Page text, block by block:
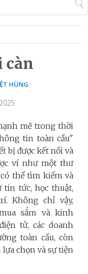
càn
HÙNG
mẽ trong thời
tin toàn cầu"
bị được kết nối và
ví như một thư
thể tìm kiếm và
tức, học thuật,
Không chỉ vậy,
sắm và kinh
tử, các doanh
toàn cầu, còn
chọn và sự tiện